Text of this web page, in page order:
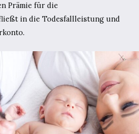
Prämie für die
in die Todesfallleistung und